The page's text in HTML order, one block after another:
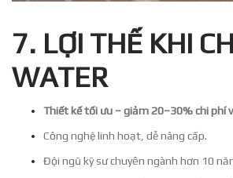
7. LỢI THẾ KHI
WATER
Thiết kế tối ưu – giảm 20–30% chi phí
Công nghệ linh hoạt, dễ nâng cấp.
Đội ngũ kỹ sư chuyên ngành hơn 10